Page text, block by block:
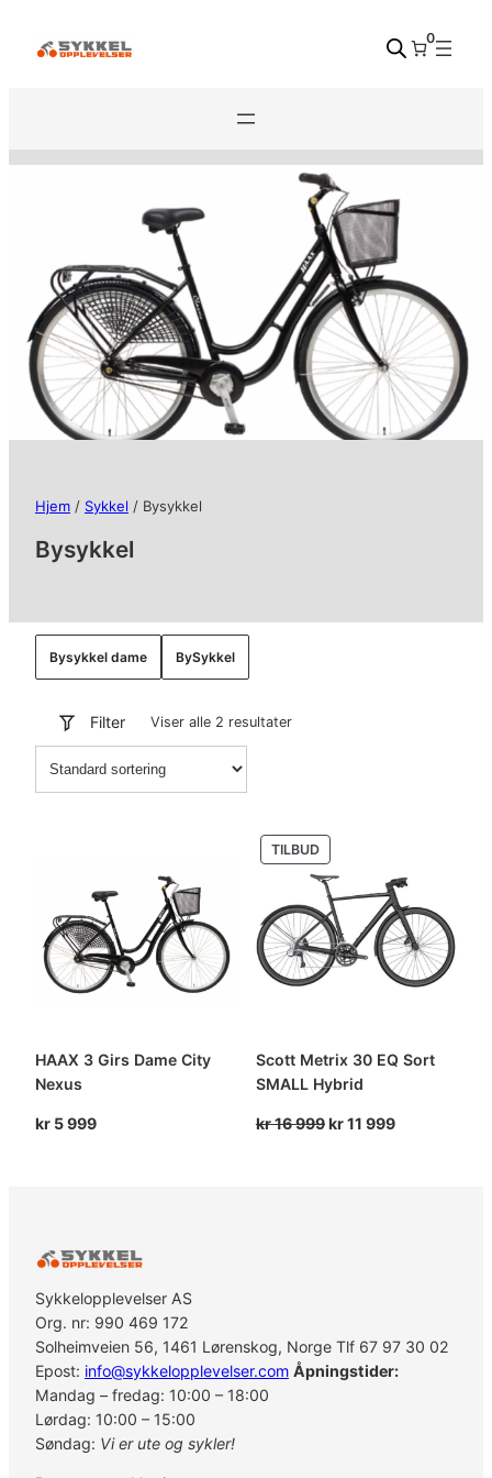
0
Hjem / Sykkel / Bysykkel
Bysykkel
Bysykkel dame BySykkel
Filter Viser alle 2 resultater
HAAX 3 Girs Dame City
Nexus
kr 5 999
TILBUDPRODUKT
PÅ
SALG
Scott Metrix 30 EQ Sort
SMALL Hybrid
kr16 999Opprinnelig
kr11 999Nåværende
Sykkelopplevelser AS
Org. nr: 990 469 172
Solheimveien 56, 1461 Lørenskog, Norge Tlf 67 97 30 02
Epost: info@sykkelopplevelser.com Åpningstider:
Mandag – fredag: 10:00 – 18:00
Lørdag: 10:00 – 15:00
Søndag: Vi er ute og sykler!